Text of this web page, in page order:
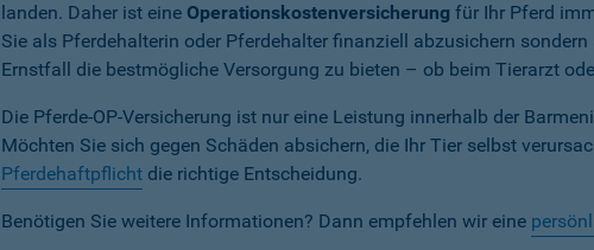
landen. Daher ist eine Operationskostenversicherung für Ihr Pferd
Sie als Pferdehalterin oder Pferdehalter finanziell abzusichern
Ernstfall die bestmögliche Versorgung zu bieten – ob beim Tierarzt
Die Pferde-OP-Versicherung ist nur eine Leistung innerhalb der
Möchten Sie sich gegen Schäden absichern, die Ihr Tier selbst
Pferdehaftpflicht die richtige Entscheidung.
Benötigen Sie weitere Informationen? Dann empfehlen wir eine